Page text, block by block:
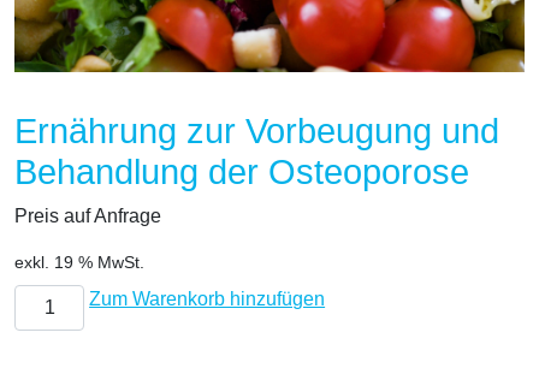
Ernährung zur Vorbeugung und
Behandlung der Osteoporose
Preis auf Anfrage
exkl. 19 % MwSt.
Ernährung zur Vorbeugung und Behandlung der
Zum Warenkorb hinzufügen